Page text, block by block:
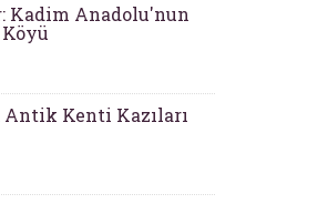
Kadim Anadolu'nun
Antik Kenti Kazıları